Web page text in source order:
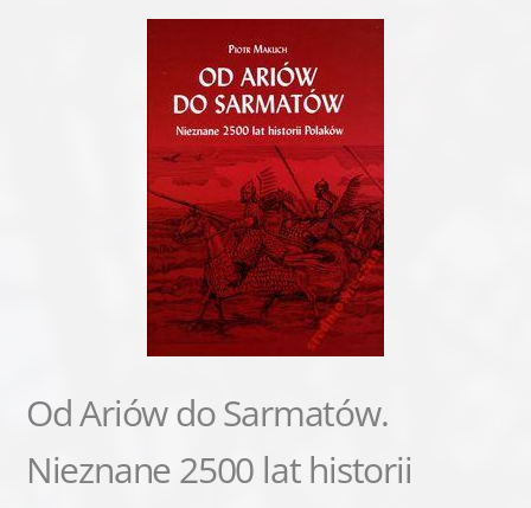
Od Ariów do Sarmatów.
Nieznane 2500 lat historii